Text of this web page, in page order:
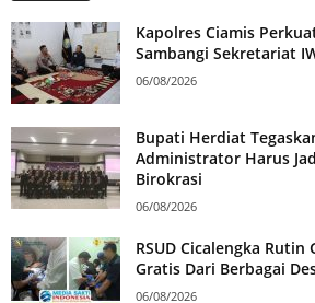
Kapolres Ciamis
Sambangi Sekretariat
06/08/2026
Bupati Herdiat
Administrator Harus
Birokrasi
06/08/2026
RSUD Cicalengka
Gratis Dari Berbagai
06/08/2026